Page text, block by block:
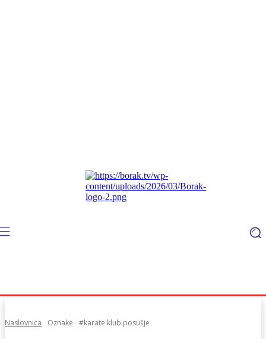
Naslovnica Oznake #karate klub posušje